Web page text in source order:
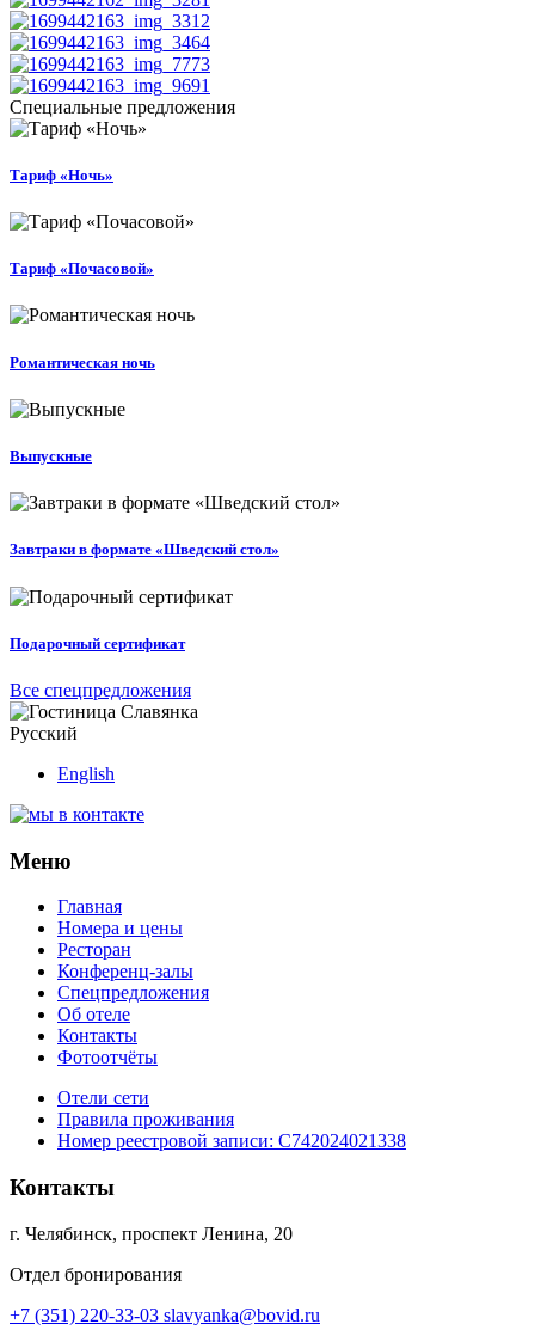
Специальные предложения
Тариф «Ночь»
Тариф «Почасовой»
Романтическая ночь
Выпускные
Завтраки в формате «Шведский стол»
Подарочный сертификат
Все спецпредложения
Русский
English
Меню
Главная
Номера и цены
Ресторан
Конференц-залы
Спецпредложения
Об отеле
Контакты
Фотоотчёты
Отели сети
Правила проживания
Номер реестровой записи: С742024021338
Контакты
г. Челябинск, проспект Ленина, 20
Отдел бронирования
+7 (351) 220-33-03 slavyanka@bovid.ru